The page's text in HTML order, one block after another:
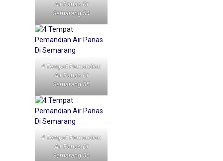
Air Panas Di
Semarang 54
4 Tempat Pemandian
Air Panas Di
Semarang 55
4 Tempat Pemandian
Air Panas Di
Semarang 56